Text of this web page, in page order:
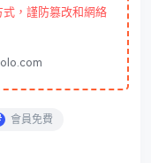
，謹防篡改和網絡
會員免費